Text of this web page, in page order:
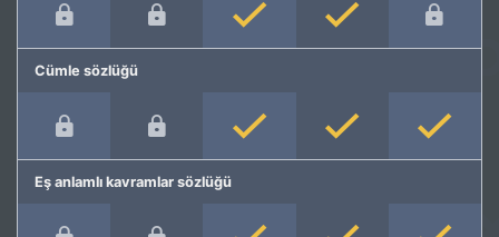
Cümle sözlüğü
Eş anlamlı kavramlar sözlüğü